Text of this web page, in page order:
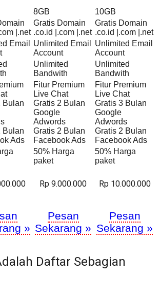
8GB
10GB
|.net
Gratis Domain
.co.id |.com |.net
Gratis Domain
.co.id |.com |.net
Email
Unlimited Email
Account
Unlimited Email
Account
Unlimited
Bandwith
Unlimited
Bandwith
Bulan
Bulan
Ads
Fitur Premium
Live Chat
Gratis 2 Bulan
Google
Adwords
Gratis 2 Bulan
Facebook Ads
Fitur Premium
Live Chat
Gratis 3 Bulan
Google
Adwords
Gratis 2 Bulan
Facebook Ads
50% Harga
paket
50% Harga
paket
Rp 9.000.000 Rp 10.000.000
»
Pesan
Sekarang »
Pesan
Sekarang »
Daftar Sebagian